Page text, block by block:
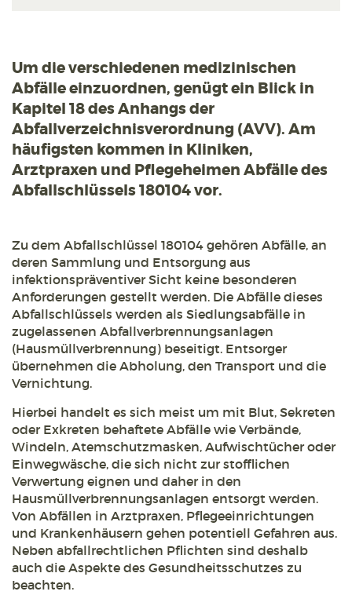
Um die verschiedenen medizinischen
Abfälle einzuordnen, genügt ein Blick in
Kapitel 18 des Anhangs der
Abfallverzeichnisverordnung (AVV). Am
häufigsten kommen in Kliniken,
Arztpraxen und Pflegeheimen Abfälle des
Abfallschlüssels 180104 vor.
Zu dem Abfallschlüssel 180104 gehören Abfälle, an
deren Sammlung und Entsorgung aus
infektionspräventiver Sicht keine besonderen
Anforderungen gestellt werden. Die Abfälle dieses
Abfallschlüssels werden als Siedlungsabfälle in
zugelassenen Abfallverbrennungsanlagen
(Hausmüllverbrennung) beseitigt. Entsorger
übernehmen die Abholung, den Transport und die
Vernichtung.
Hierbei handelt es sich meist um mit Blut, Sekreten
oder Exkreten behaftete Abfälle wie Verbände,
Windeln, Atemschutzmasken, Aufwischtücher oder
Einwegwäsche, die sich nicht zur stofflichen
Verwertung eignen und daher in den
Hausmüllverbrennungsanlagen entsorgt werden.
Von Abfällen in Arztpraxen, Pflegeeinrichtungen
und Krankenhäusern gehen potentiell Gefahren aus.
Neben abfallrechtlichen Pflichten sind deshalb
auch die Aspekte des Gesundheitsschutzes zu
beachten.